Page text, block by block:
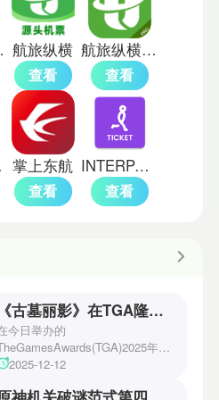
询 航旅纵横
查看
航旅纵横Pro官方版
查看
掌上东航
查看
INTERPARK购票
查看
《古墓丽影》在TGA隆重确认新作将来袭！
今日举办的
年度
戏颁奖典礼中，古墓丽影系列公
2025-12-12